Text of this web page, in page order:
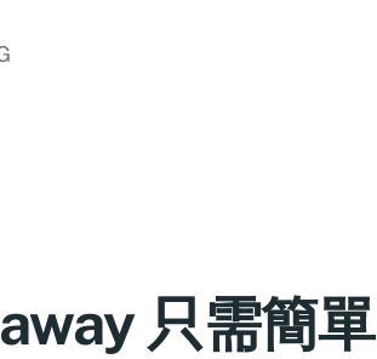
只需簡